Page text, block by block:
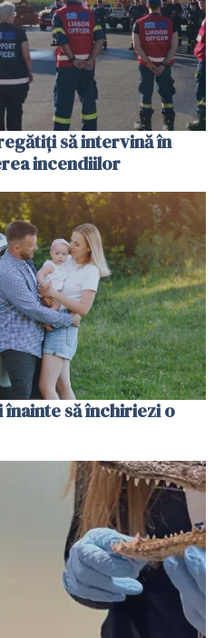
să intervină în
incendiilor
să închiriezi o